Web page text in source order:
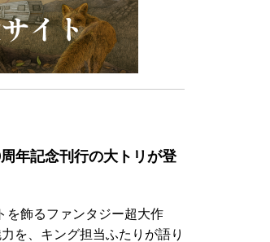
年記念刊行の大トリが登
を飾るファンタジー超大作
を、キング担当ふたりが語り